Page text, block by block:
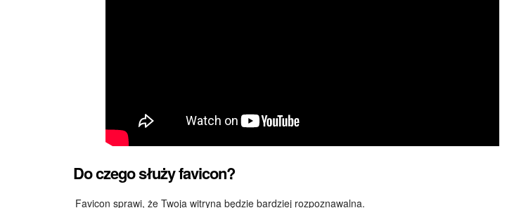
Do czego służy favicon?
Favicon sprawi, że Twoja witryna będzie bardziej rozpoznawalna.